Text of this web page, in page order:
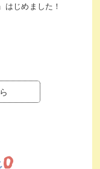
じめました！